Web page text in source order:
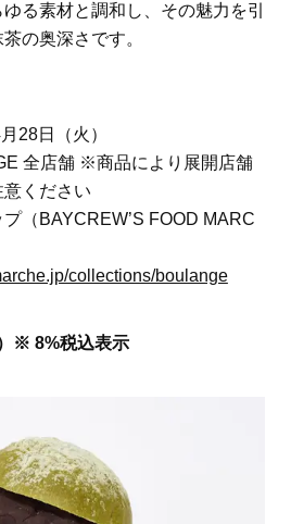
る素材と調和し、その魅力を引
の奥深さです。
28日（火）
全店舗 ※商品により展開店舗
ください
（BAYCREW’S FOOD MARC
collections/boulange
※ 8%税込表示